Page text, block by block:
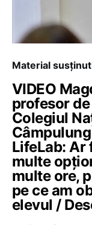
Material susținut
VIDEO
profesor
Colegiul
LifeLab: Ar
multe
multe ore,
pe ce am
elevul /